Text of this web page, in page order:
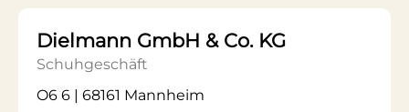
Dielmann GmbH & Co. KG
Schuhgeschäft
O6 6 | 68161 Mannheim